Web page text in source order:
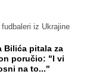
iz Ukrajine
Bilića pitala za
poručio: "I vi
na to..."